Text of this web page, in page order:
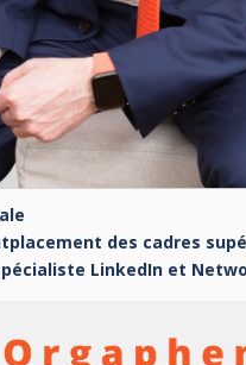
des cadres
LinkedIn et